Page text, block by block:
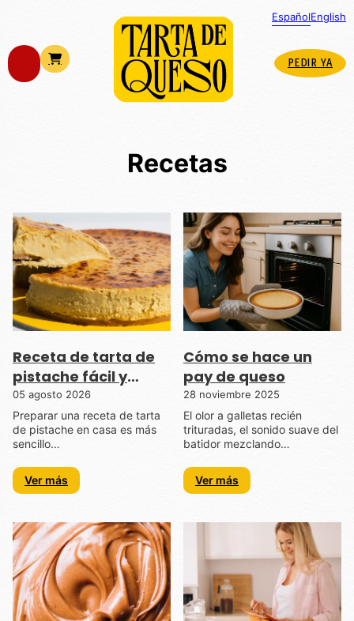
PEDIR YA
EspañolEnglish
Recetas
Receta de tarta de
pistache fácil y
práctica
05 agosto 2026
Preparar una receta de tarta
de pistache en casa es más
sencillo…
Ver más
Cómo se hace un
pay de queso
28 noviembre 2025
El olor a galletas recién
trituradas, el sonido suave del
batidor mezclando…
Ver más